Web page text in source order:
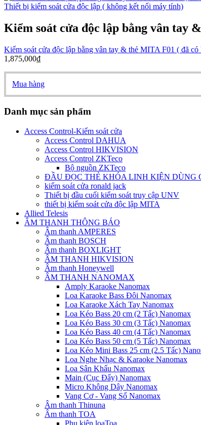
Thiết bị kiểm soát cửa độc lập ( không kết nối máy tính)
Kiểm soát cửa độc lập bằng vân tay
Kiểm soát cửa độc lập bằng vân tay & thẻ MITA F01 ( đã
1,875,000₫
Mua hàng
Danh mục sản phẩm
Access Control-Kiểm soát cửa
Access Control DAHUA
Access Control HIKVISION
Access Control ZKTeco
Bộ nguồn ZKTeco
ĐẦU ĐỌC THẺ KHÓA LINH KIỆN DÙNG
kiếm soát cửa ronald jack
Thiết bị đầu cuối kiểm soát truy cập UNV
thiết bị kiểm soát cửa độc lập MITA
Allied Telesis
ÂM THANH THÔNG BÁO
Âm thanh AMPERES
Âm thanh BOSCH
Âm thanh BOXLIGHT
ÂM THANH HIKVISION
Âm thanh Honeywell
ÂM THANH NANOMAX
Amply Karaoke Nanomax
Loa Karaoke Bass Đôi Nanomax
Loa Karaoke Xách Tay Nanomax
Loa Kéo Bass 20 cm (2 Tấc) Nanomax
Loa Kéo Bass 30 cm (3 Tấc) Nanomax
Loa Kéo Bass 40 cm (4 Tấc) Nanomax
Loa Kéo Bass 50 cm (5 Tấc) Nanomax
Loa Kéo Mini Bass 25 cm (2.5 Tấc)
Loa Nghe Nhạc & Karaoke Nanomax
Loa Sân Khấu Nanomax
Main (Cục Đẩy) Nanomax
Micro Không Dây Nanomax
Vang Cơ - Vang Số Nanomax
Âm thanh Thinuna
Âm thanh TOA
Phụ kiện loaToa